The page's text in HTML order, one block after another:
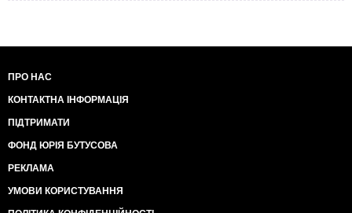
ПРО НАС
КОНТАКТНА ІНФОРМАЦІЯ
ПІДТРИМАТИ
ФОНД ЮРІЯ БУТУСОВА
РЕКЛАМА
УМОВИ КОРИСТУВАННЯ